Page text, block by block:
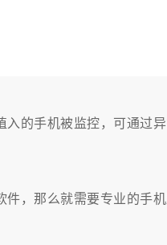
入的手机被监控，可通过
件，那么就需要专业的手